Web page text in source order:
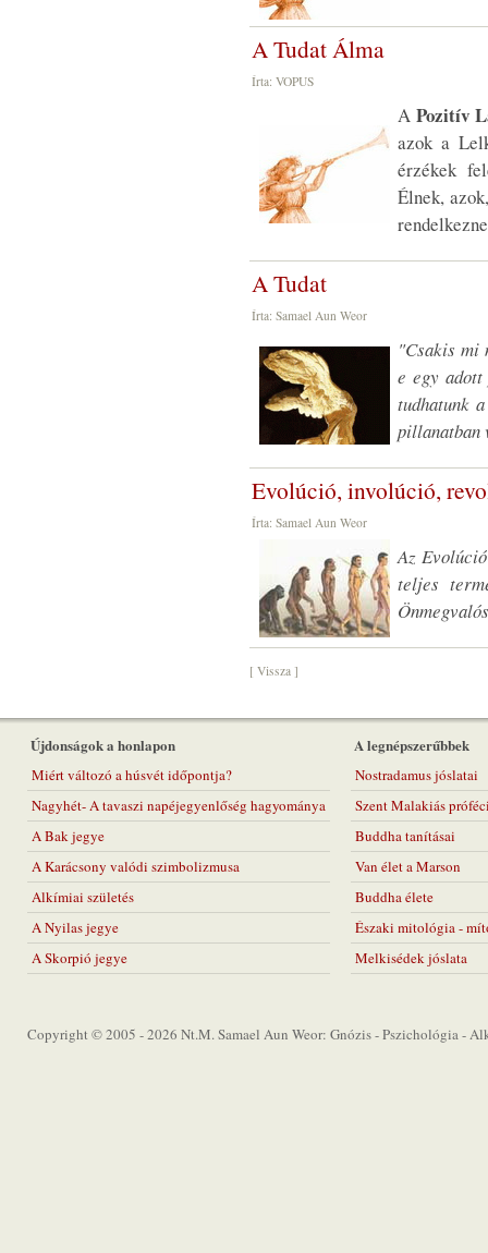
A Tudat Álma
Írta: VOPUS
APozitív
azok a
érzékek
Élnek,
A Tudat
Írta: Samael Aun Weor
"Csakis mi
e egy
tudhatunk
pillanatban
Evolúció, involúció,
Írta: Samael Aun Weor
Az
teljes
[ Vissza ]
Újdonságok a honlapon
Miért változó a húsvét időpontja?
Nagyhét- A tavaszi napéjegyenlőség hagyománya
A Bak jegye
A Karácsony valódi szimbolizmusa
Alkímiai születés
A Nyilas jegye
A Skorpió jegye
A legnépszerűbbek
Nostradamus jóslatai
Szent Malakiás
Buddha tanításai
Van élet a Marson
Buddha élete
Északi mitológia -
Melkisédek jóslata
Copyright © 2005 - 2026 Nt.M. Samael Aun Weor: Gnózis - Pszichológia -